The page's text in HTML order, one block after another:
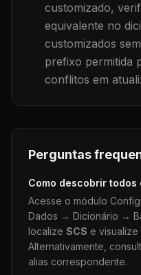
customizado,
equivalente no
customizados
prefixo permitida
conflitos em
Perguntas
Como descobrir todos
Acesse o módulo
Dados → Dicionário →
localize SCS e visualize
Alternativamente,
alias correspondente.